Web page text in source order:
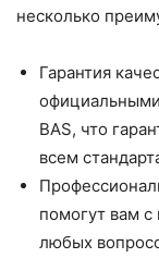
несколько
Гарантия
BAS, что
всем
помогут вам
любых